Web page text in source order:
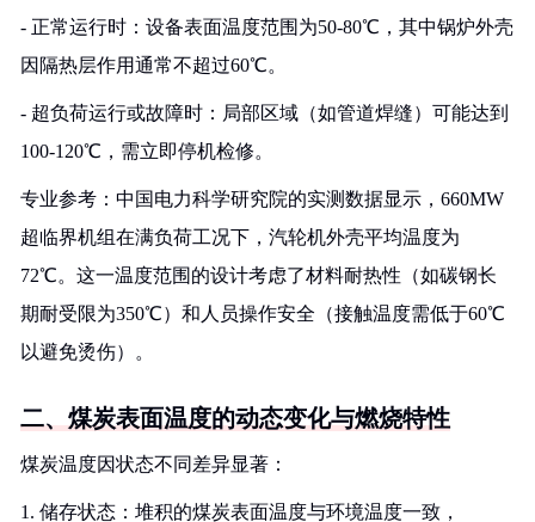
- 正常运行时：设备表面温度范围为50-80℃，其中锅炉外壳
因隔热层作用通常不超过60℃。
- 超负荷运行或故障时：局部区域（如管道焊缝）可能达到
100-120℃，需立即停机检修。
专业参考：中国电力科学研究院的实测数据显示，660MW
超临界机组在满负荷工况下，汽轮机外壳平均温度为
72℃。这一温度范围的设计考虑了材料耐热性（如碳钢长
期耐受限为350℃）和人员操作安全（接触温度需低于60℃
以避免烫伤）。
二、煤炭表面温度的动态变化与燃烧特性
煤炭温度因状态不同差异显著：
1. 储存状态：堆积的煤炭表面温度与环境温度一致，